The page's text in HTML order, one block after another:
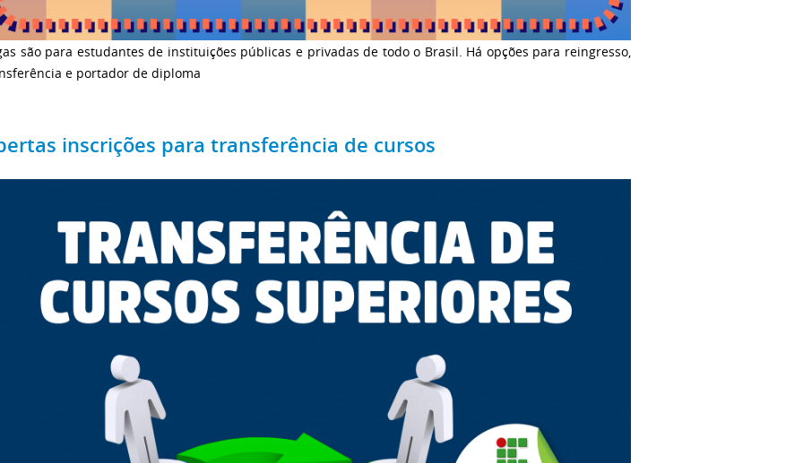
são para estudantes de instituições públicas e privadas de todo o Brasil. Há opções para reingresso,
e portador de diploma
inscrições para transferência de cursos